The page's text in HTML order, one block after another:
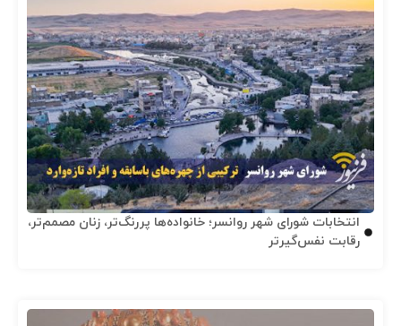
انتخابات شورای شهر روانسر؛ خانواده‌ها پررنگ‌تر، زنان مصمم‌تر،
رقابت نفس‌گیرتر